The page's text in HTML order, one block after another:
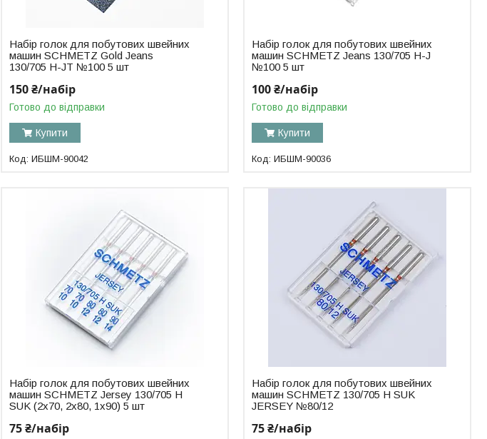
Набір голок для побутових швейних
машин SCHMETZ Gold Jeans
130/705 H-JT №100 5 шт
150 ₴/набір
Готово до відправки
Купити
ИБШМ-90042
Набір голок для побутових швейних
машин SCHMETZ Jeans 130/705 H-J
№100 5 шт
100 ₴/набір
Готово до відправки
Купити
ИБШМ-90036
Набір голок для побутових швейних
машин SCHMETZ Jersey 130/705 H
SUK (2x70, 2x80, 1x90) 5 шт
75 ₴/набір
Набір голок для побутових швейних
машин SCHMETZ 130/705 H SUK
JERSEY №80/12
75 ₴/набір